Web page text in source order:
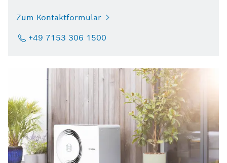
Zum Kontaktformular
+49 7153 306 1500